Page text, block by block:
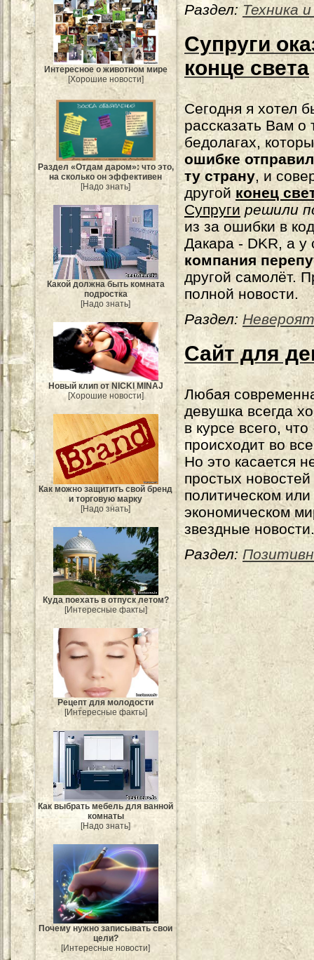
Интересное о животном мире
[Хорошие новости]
Раздел «Отдам даром»: что это,
на сколько он эффективен
[Надо знать]
Какой должна быть комната
подростка
[Надо знать]
Новый клип от NICKI MINAJ
[Хорошие новости]
Как можно защитить свой бренд
и торговую марку
[Надо знать]
Куда поехать в отпуск летом?
[Интересные факты]
Рецепт для молодости
[Интересные факты]
Как выбрать мебель для ванной
комнаты
[Надо знать]
Почему нужно записывать свои
цели?
[Интересные новости]
Раздел: Техника
Супруги
конце света
Сегодня я хотел
рассказать Вам о
бедолагах,
ошибке
ту страну, и
другой конец
Супруги решили
из за ошибки в
Дакара - DKR, а у
компания
другой самолёт.
полной новости.
Раздел:
Сайт для
Любая
девушка всегда
в курсе всего, что
происходит во
Но это касается
простых новостей
политическом или
экономическом
звездные новости.
Раздел: